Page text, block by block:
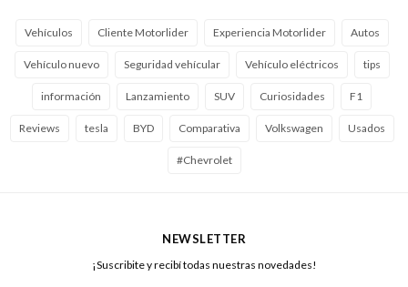
Vehículos Cliente Motorlider Experiencia Motorlider Autos
Vehículo nuevo Seguridad vehícular Vehículo eléctricos tips
información Lanzamiento SUV Curiosidades F1
Reviews tesla BYD Comparativa Volkswagen Usados
#Chevrolet
NEWSLETTER
¡Suscribite y recibí todas nuestras novedades!